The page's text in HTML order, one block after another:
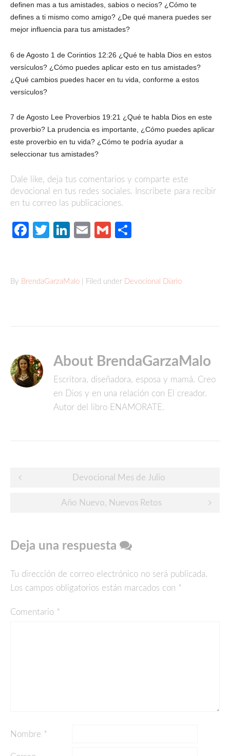
definen mas a tus amistades, sabios o necios? ¿Cómo te
defines a ti mismo como amigo? ¿De qué manera puedes ser
mejor influencia para tus amistades?
6 de Agosto 1 de Corintios 12:26 ¿Qué te habla Dios en estos
versículos? ¿Cómo puedes aplicar esto en tus amistades?
¿Qué cambios puedes hacer en tu vida, conforme a estos
versículos?
7 de Agosto Lee Proverbios 19:21 ¿Qué te habla Dios en este
proverbio? La prudencia es importante, ¿Cómo puedes aplicar
este proverbio en tu vida? ¿Cómo te podría ayudar a
seleccionar tus amistades?
Dale like, deja tus comentarios y comparte este
devocional en tus redes sociales. Inscribete para recibir
en tu correo las publicaciones.
Facebook
TwitterLinkedIn
EmailGmail
By BrendaGarzaMalo | Filed under Devocional Diario
About BrendaGarzaMalo
Escritora, diseñadora, esposa y mamá. Creo
en Dios y en una relación con El creador.
Autor del libro ENAMORATE.
Post
navigation
Devocional Mes de Julio
Año Nuevo, Nuevos Retos
Deja una respuesta
Tu dirección de correo electrónico no será publicada.
Los campos obligatorios están marcados con *
Comentario *
Nombre *